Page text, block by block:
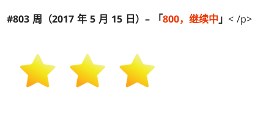
#803 周（2017 年 5 月 15 日）– 「800，继续中 」< /p>